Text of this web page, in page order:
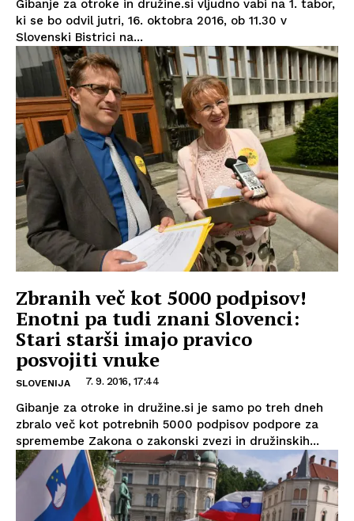
Gibanje za otroke in družine.si vljudno vabi na 1. tabor,
ki se bo odvil jutri, 16. oktobra 2016, ob 11.30 v
Slovenski Bistrici na...
Zbranih več kot 5000 podpisov!
Enotni pa tudi znani Slovenci:
Stari starši imajo pravico
posvojiti vnuke
SLOVENIJA 7. 9. 2016, 17:44
Gibanje za otroke in družine.si je samo po treh dneh
zbralo več kot potrebnih 5000 podpisov podpore za
spremembe Zakona o zakonski zvezi in družinskih...